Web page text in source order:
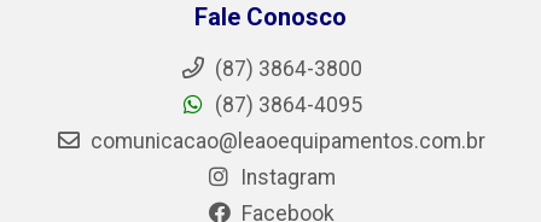
Fale Conosco
(87) 3864-3800
(87) 3864-4095
comunicacao@leaoequipamentos.com.br
Instagram
Facebook